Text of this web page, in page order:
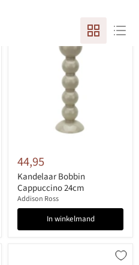
44,95
Kandelaar Bobbin
Cappuccino 24cm
Addison Ross
In winkelmand